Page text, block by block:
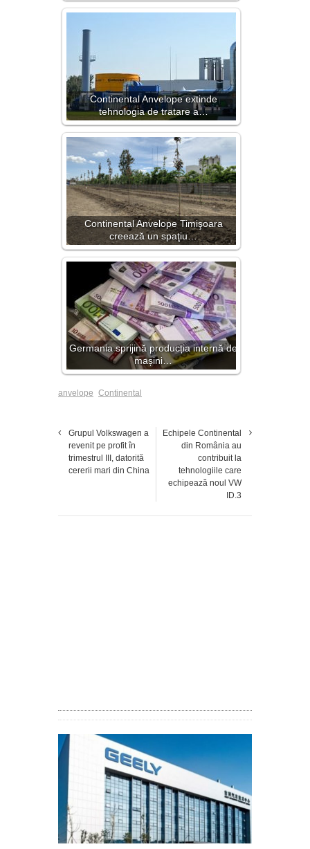
Continental Anvelope extinde
tehnologia de tratare a…
Continental Anvelope Timişoara
creează un spaţiu…
Germania sprijină producția internă de
mașini…
anvelope Continental
Grupul Volkswagen a
revenit pe profit în
trimestrul III, datorită
cererii mari din China
Echipele Continental
din România au
contribuit la
tehnologiile care
echipează noul VW
ID.3